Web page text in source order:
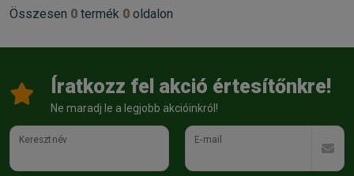
Összesen 0 termék 0 oldalon
Íratkozz fel akció értesítőnkre!
Ne maradj le a legjobb akcióinkról!
Keresztnév E-mail